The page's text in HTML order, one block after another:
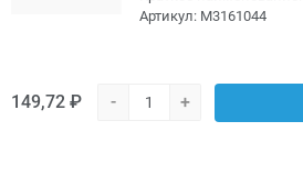
Артикул: M3161044
149,72 ₽ - +